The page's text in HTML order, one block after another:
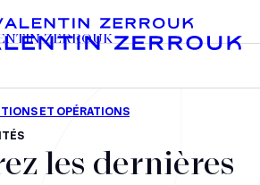
ZERROUK
et opérations stratégiques
les dernières